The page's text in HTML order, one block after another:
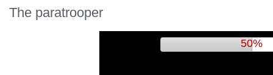
The paratrooper
52%